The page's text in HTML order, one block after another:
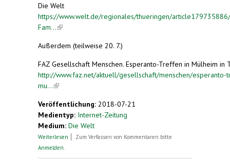
Die Welt
https://www.welt.de/regionales/thueringen/
Fam...(link is external)
Außerdem (teilweise 20. 7.)
FAZ Gesellschaft Menschen. Esperanto-Treffen in Mülheim in
http://www.faz.net/aktuell/gesellschaft/menschen/esperanto-
mu...(link is external)
Veröffentlichung: 2018-07-21
Medientyp: Internet-Zeitung
Medium: Die Welt
Weiterlesen über Esperanto-Familien treffen sich in
Zum Verfassen von Kommentaren bitte
Anmelden